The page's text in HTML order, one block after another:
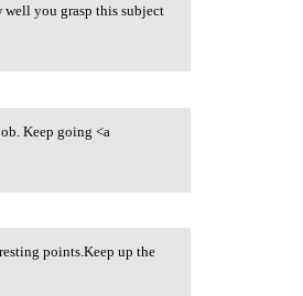
you grasp this subject
Keep going <a
points.Keep up the